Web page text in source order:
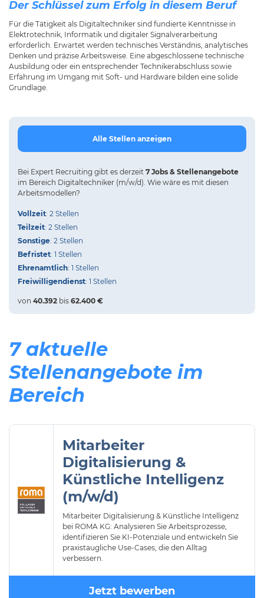
Der Schlüssel zum Erfolg in diesem Beruf
Für die Tätigkeit als Digitaltechniker sind fundierte Kenntnisse in
Elektrotechnik, Informatik und digitaler Signalverarbeitung
erforderlich. Erwartet werden technisches Verständnis, analytisches
Denken und präzise Arbeitsweise. Eine abgeschlossene technische
Ausbildung oder ein entsprechender Technikerabschluss sowie
Erfahrung im Umgang mit Soft- und Hardware bilden eine solide
Grundlage.
Alle Stellen anzeigen
Bei Expert Recruiting gibt es derzeit 7 Jobs & Stellenangebote
im Bereich Digitaltechniker (m/w/d). Wie wäre es mit diesen
Arbeitsmodellen?
Vollzeit: 2 Stellen
Teilzeit: 2 Stellen
Sonstige: 2 Stellen
Befristet: 1 Stellen
Ehrenamtlich: 1 Stellen
Freiwilligendienst: 1 Stellen
von 40.392 bis 62.400 €
7 aktuelle
Stellenangebote im
Bereich
Mitarbeiter
Digitalisierung &
Künstliche Intelligenz
(m/w/d)
Mitarbeiter Digitalisierung & Künstliche Intelligenz
bei ROMA KG: Analysieren Sie Arbeitsprozesse,
identifizieren Sie KI-Potenziale und entwickeln Sie
praxistaugliche Use-Cases, die den Alltag
verbessern.
Jetzt bewerben